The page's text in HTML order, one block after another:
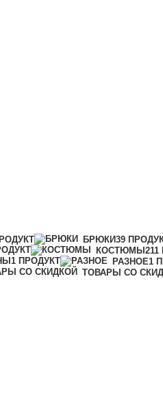
БРЮКИ39
КОСТЮМЫ
1 ПРОДУКТ РАЗНОЕ1
ТОВАРЫ СО